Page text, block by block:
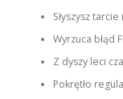
Słyszysz
Wyrzuca błąd
Z dyszy leci
Pokrętło